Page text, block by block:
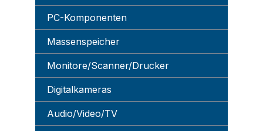
PC-Komponenten
Massenspeicher
Monitore/Scanner/Drucker
Digitalkameras
Audio/Video/TV